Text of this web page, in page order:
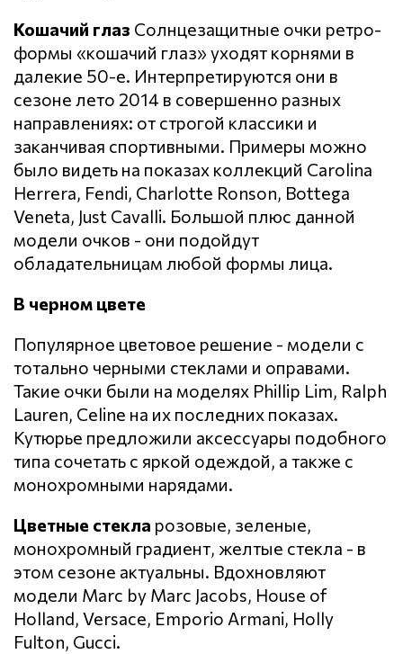
Кошачий глаз Солнцезащитные очки ретро-
формы «кошачий глаз» уходят корнями в
далекие 50-е. Интерпретируются они в
сезоне лето 2014 в совершенно разных
направлениях: от строгой классики и
заканчивая спортивными. Примеры можно
было видеть на показах коллекций Carolina
Herrera, Fendi, Charlotte Ronson, Bottega
Veneta, Just Cavalli. Большой плюс данной
модели очков - они подойдут
обладательницам любой формы лица.
В черном цвете
Популярное цветовое решение - модели с
тотально черными стеклами и оправами.
Такие очки были на моделях Phillip Lim, Ralph
Lauren, Celine на их последних показах.
Кутюрье предложили аксессуары подобного
типа сочетать с яркой одеждой, а также с
монохромными нарядами.
Цветные стекла розовые, зеленые,
монохромный градиент, желтые стекла - в
этом сезоне актуальны. Вдохновляют
модели Marc by Marc Jacobs, House of
Holland, Versace, Emporio Armani, Holly
Fulton, Gucci.